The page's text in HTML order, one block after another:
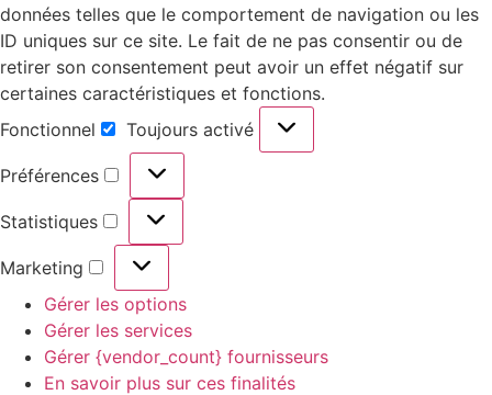
données telles que le comportement de navigation ou les
ID uniques sur ce site. Le fait de ne pas consentir ou de
retirer son consentement peut avoir un effet négatif sur
certaines caractéristiques et fonctions.
Fonctionnel
Toujours activé
Préférences
Statistiques
Marketing
Gérer les options
Gérer les services
Gérer {vendor_count} fournisseurs
En savoir plus sur ces finalités